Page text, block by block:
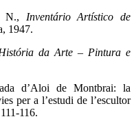
N., Inventário Artístico de
1947.
da Arte – Pintura e
d’Aloi de Montbrai: la
per a l’estudi de l’escultor
116.